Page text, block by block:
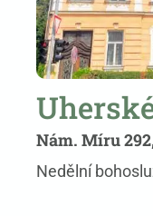
Nám. Míru
Nedělní